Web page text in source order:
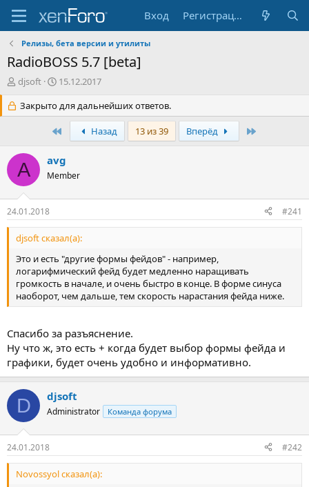
Вход Регистрация
Релизы, бета версии и утилиты
RadioBOSS 5.7 [beta]
А
т
о
е
м
ы
djsoft
Д
т
а
н
а
л
15.12.2017
Закрыто для дальнейших ответов.
ПервыйНазад 13 из 39 Вперёд
A avg
Member
24.01.2018 #241
djsoft сказал(а):
Это и есть "другие формы фейдов" - например,
логарифмический фейд будет медленно наращивать
громкость в начале, и очень быстро в конце. В форме синуса
наоборот, чем дальше, тем скорость нарастания фейда ниже.
Спасибо за разъяснение.
Ну что ж, это есть + когда будет выбор формы фейда и
графики, будет очень удобно и информативно.
D djsoft
Administrator Команда форума
24.01.2018 #242
Novossyol сказал(а):